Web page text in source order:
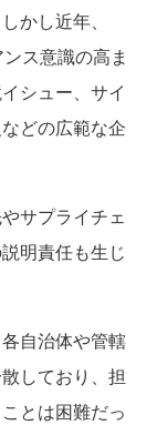
かし近年、
ス意識の高ま
シュー、サイ
どの広範な企
サプライチェ
明責任も生じ
自治体や管轄
しており、担
とは困難だっ